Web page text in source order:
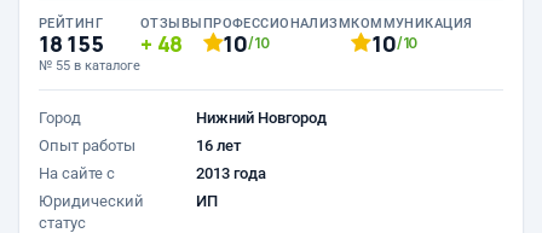
РЕЙТИНГ
18 155
№ 55 в каталоге
ОТЗЫВЫ
48
ПРОФЕССИОНАЛИЗМ
10/10
КОММУНИКАЦИЯ
10/10
Город
Нижний Новгород
Опыт работы
16 лет
На сайте с
2013 года
Юридический
статус
ИП